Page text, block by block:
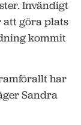
Invändigt
göra plats
kommit
har
Sandra